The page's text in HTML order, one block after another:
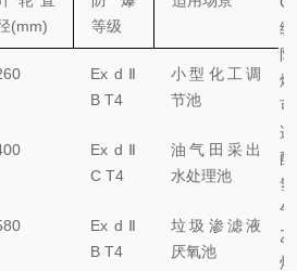
(mm)
等级
Ex d Ⅱ
B T4
小型化工调
节池
Ex d Ⅱ
C T4
油气田采出
水处理池
Ex d Ⅱ
B T4
垃圾渗滤液
厌氧池
级
防
爆
可
适
配
氢
乙
炔